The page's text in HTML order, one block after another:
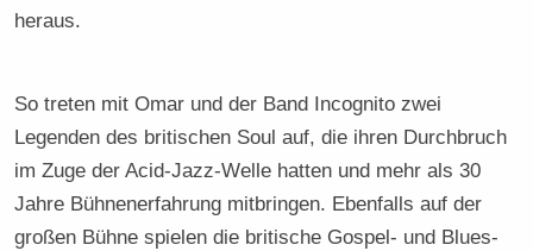
heraus.
So treten mit Omar und der Band Incognito zwei
Legenden des britischen Soul auf, die ihren Durchbruch
im Zuge der Acid-Jazz-Welle hatten und mehr als 30
Jahre Bühnenerfahrung mitbringen. Ebenfalls auf der
großen Bühne spielen die britische Gospel- und Blues-